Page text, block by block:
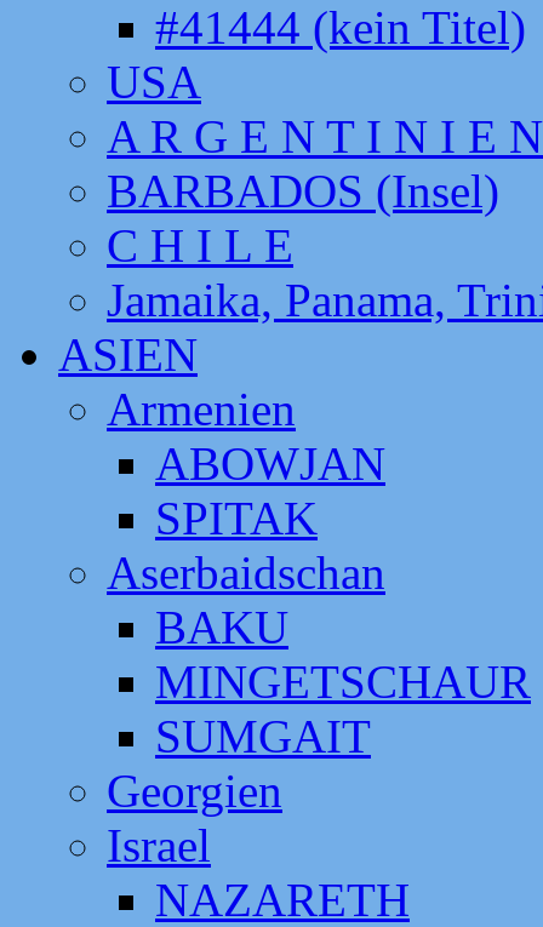
#41444 (kein Titel)
USA
A R G E N T I N I E N
BARBADOS (Insel)
C H I L E
Jamaika, Panama,
ASIEN
Armenien
ABOWJAN
SPITAK
Aserbaidschan
BAKU
MINGETSCHAUR
SUMGAIT
Georgien
Israel
NAZARETH